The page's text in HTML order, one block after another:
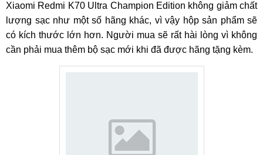
Xiaomi Redmi K70 Ultra Champion Edition không giảm chất
lượng sạc như một số hãng khác, vì vậy hộp sản phẩm sẽ
có kích thước lớn hơn. Người mua sẽ rất hài lòng vì không
cần phải mua thêm bộ sạc mới khi đã được hãng tặng kèm.